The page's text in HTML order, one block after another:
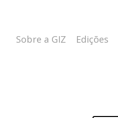
Sobre a GIZ Edições